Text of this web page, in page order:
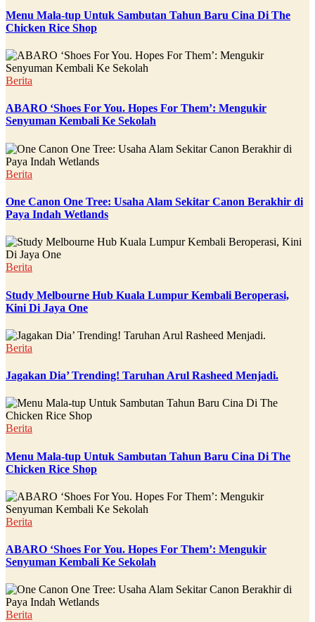
Menu Mala-tup Untuk Sambutan Tahun Baru Cina Di The
Chicken Rice Shop
Berita
ABARO ‘Shoes For You. Hopes For Them’: Mengukir
Senyuman Kembali Ke Sekolah
Berita
One Canon One Tree: Usaha Alam Sekitar Canon Berakhir di
Paya Indah Wetlands
Berita
Study Melbourne Hub Kuala Lumpur Kembali Beroperasi,
Kini Di Jaya One
Berita
Jagakan Dia’ Trending! Taruhan Arul Rasheed Menjadi.
Berita
Menu Mala-tup Untuk Sambutan Tahun Baru Cina Di The
Chicken Rice Shop
Berita
ABARO ‘Shoes For You. Hopes For Them’: Mengukir
Senyuman Kembali Ke Sekolah
Berita